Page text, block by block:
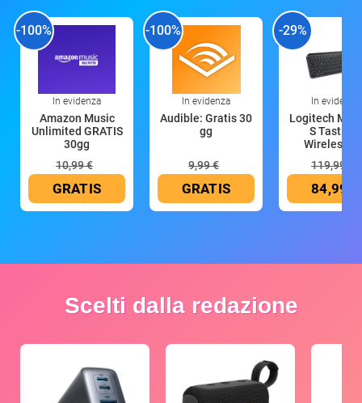
-100%
In evidenza
Amazon Music
Unlimited GRATIS
30gg
10,99 €
GRATIS
-100%
In evidenza
Audible: Gratis 30
gg
9,99 €
GRATIS
-29%
In evidenza
Logitech MX
S Tastiera
Wireless
119,99 €
84,99 €
Scelti dalla redazione